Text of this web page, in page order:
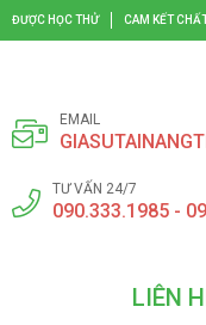
ĐƯỢC HỌC THỬ CAM KẾT
EMAIL
TƯ VẤN 24/7
090.333.1985 -
LIÊN